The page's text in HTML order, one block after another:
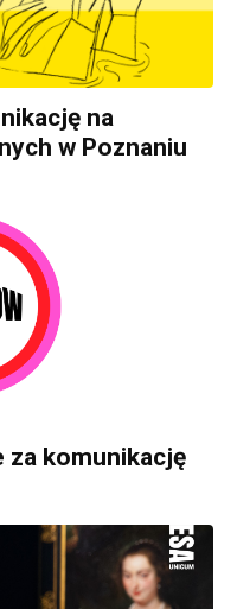
na
w Poznaniu
za komunikację